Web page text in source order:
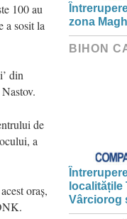
100 au
a sosit la
din
de
a
oraș,
zona
BIHON
localitățile
Vârciorog